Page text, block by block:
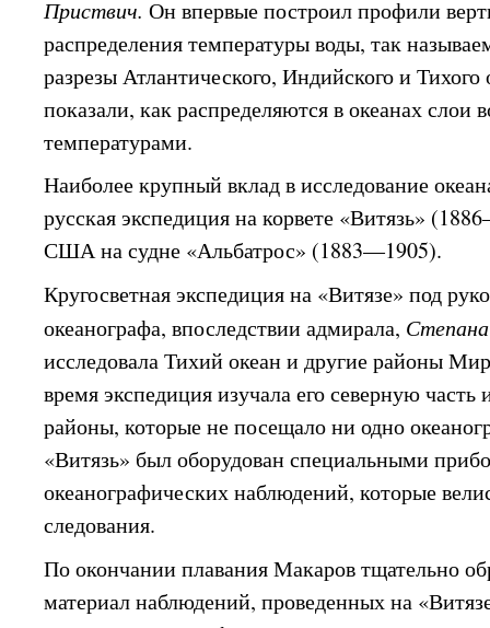
Приствич.Он впервые построил профили
распределения температуры воды, так
разрезы Атлантического, Индийского и
показали, как распределяются в океанах слои
температурами.
Наиболее крупный вклад в исследование
русская экспедиция на корвете «Витязь»
США на судне «Альбатрос» (1883—1905).
Кругосветная экспедиция на «Витязе» под
океанографа, впоследствии адмирала,
исследовала Тихий океан и другие районы
время экспедиция изучала его северную часть
районы, которые не посещало ни одно
«Витязь» был оборудован специальными
океанографических наблюдений, которые
следования.
По окончании плавания Макаров тщательно
материал наблюдений, проведенных на